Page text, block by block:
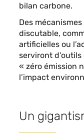
bilan carbone.
Des
discutable,
artificielles ou
serviront
« zéro émission
l’impact
Un